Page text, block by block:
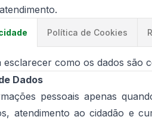
Política de Cookies
esclarecer como os dados são
Dados
pessoais apenas
atendimento ao cidadão e